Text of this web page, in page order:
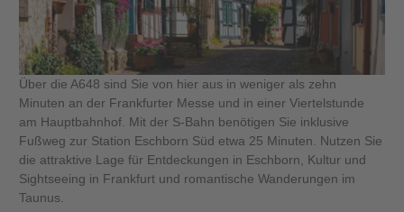
Über die A648 sind Sie von hier aus in weniger als zehn
Minuten an der Frankfurter Messe und in einer Viertelstunde
am Hauptbahnhof. Mit der S-Bahn benötigen Sie inklusive
Fußweg zur Station Eschborn Süd etwa 25 Minuten. Nutzen Sie
die attraktive Lage für Entdeckungen in Eschborn, Kultur und
Sightseeing in Frankfurt und romantische Wanderungen im
Taunus.